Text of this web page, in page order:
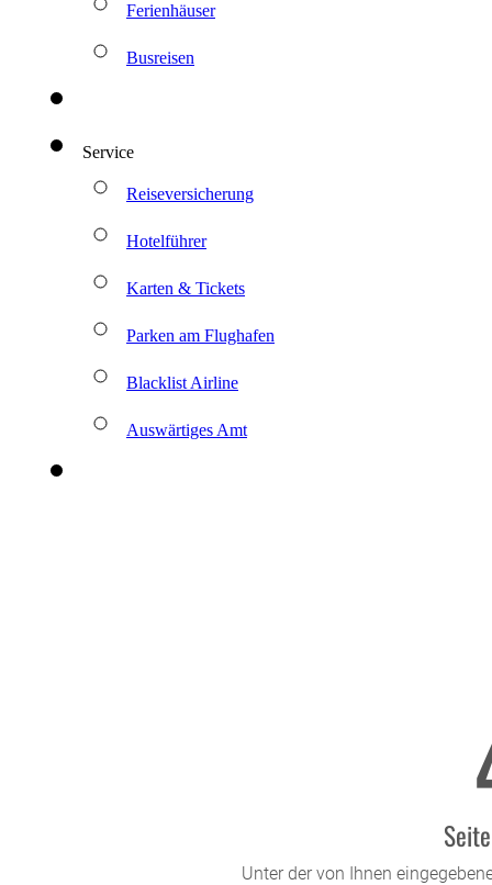
Ferienhäuser
Busreisen
Service
Reiseversicherung
Hotelführer
Karten & Tickets
Parken am Flughafen
Blacklist Airline
Auswärtiges Amt